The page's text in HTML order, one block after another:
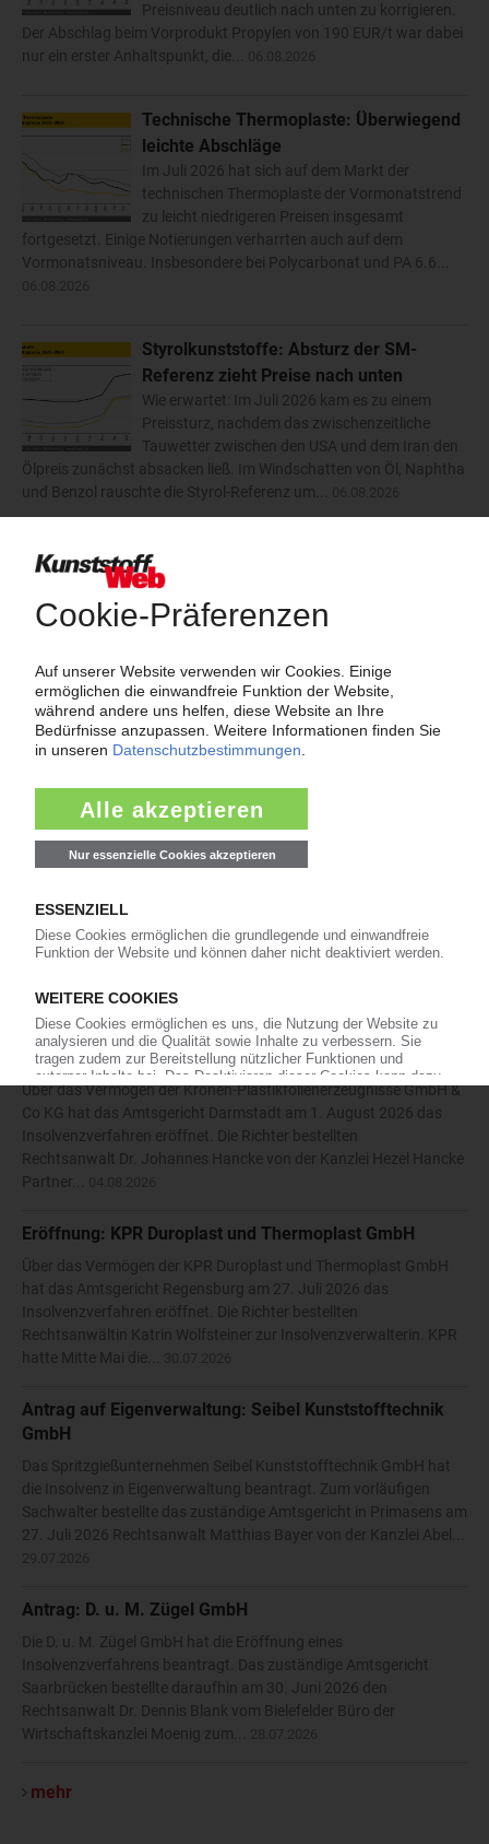
Preisniveau deutlich nach unten zu korrigieren.
Der Abschlag beim Vorprodukt Propylen von 190 EUR/t war dabei
nur ein erster Anhaltspunkt, die...
Technische Thermoplaste: Überwiegend
leichte Abschläge
Im Juli 2026 hat sich auf dem Markt der
technischen Thermoplaste der Vormonatstrend
zu leicht niedrigeren Preisen insgesamt
fortgesetzt. Einige Notierungen verharrten auch auf dem
Vormonatsniveau. Insbesondere bei Polycarbonat und PA 6.6...
Styrolkunststoffe: Absturz der SM-
Referenz zieht Preise nach unten
Wie erwartet: Im Juli 2026 kam es zu einem
Preissturz, nachdem das zwischenzeitliche
Tauwetter zwischen den USA und dem Iran den
Ölpreis zunächst absacken ließ. Im Windschatten von Öl, Naphtha
und Benzol rauschte die Styrol-Referenz um...
Trinseo: Deutliche Preiserhöhungen für
Polystyrol, ABS und SAN
Der Kunststoffkonzern Trinseo hat im August
2026 dreistellige Aufschläge für
PS-HI will das Unternehmen die Preise um 170 EUR/t anheben.
ABS soll um 110 EUR/t teurer werden und SAN um...06.08.2026
mehr
Insolvenzen
Antrag: Karl Hess GmbH & Co KG
Insolvenzverfahrens beantragt. Das Amtsgericht Siegen bestellte
daraufhin am 27. Juli 2026 den Rechtsanwalt Nikolaos
Antoniadis vom Solinger Büro der Kanzlei Anure zum
Eröffnung: Kronen-Plastikfolienerzeugnisse GmbH & Co
KG
Über das Vermögen der Kronen-Plastikfolienerzeugnisse GmbH &
Co KG hat das Amtsgericht Darmstadt am 1. August 2026 das
Insolvenzverfahren eröffnet. Die Richter bestellten
Rechtsanwalt Dr. Johannes Hancke von der Kanzlei Hezel Hancke
Partner...
Eröffnung: KPR Duroplast und Thermoplast GmbH
Über das Vermögen der KPR Duroplast und Thermoplast GmbH
hat das Amtsgericht Regensburg am 27. Juli 2026 das
Insolvenzverfahren eröffnet. Die Richter bestellten
Rechtsanwältin Katrin Wolfsteiner zur Insolvenzverwalterin. KPR
hatte Mitte Mai die...
Antrag auf Eigenverwaltung: Seibel Kunststofftechnik
GmbH
Das Spritzgießunternehmen Seibel Kunststofftechnik GmbH hat
die Insolvenz in Eigenverwaltung beantragt. Zum vorläufigen
Sachwalter bestellte das zuständige Amtsgericht in Primasens am
27. Juli 2026 Rechtsanwalt Matthias Bayer von der Kanzlei Abel...
Antrag: D. u. M. Zügel GmbH
Die D. u. M. Zügel GmbH hat die Eröffnung eines
Insolvenzverfahrens beantragt. Das zuständige Amtsgericht
Saarbrücken bestellte daraufhin am 30. Juni 2026 den
Rechtsanwalt Dr. Dennis Blank vom Bielefelder Büro der
Wirtschaftskanzlei Moenig zum...
mehr